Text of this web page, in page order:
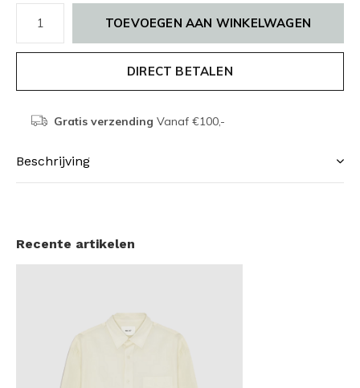
TOEVOEGEN AAN WINKELWAGEN
DIRECT BETALEN
Gratis verzending Vanaf €100,-
Beschrijving
Recente artikelen